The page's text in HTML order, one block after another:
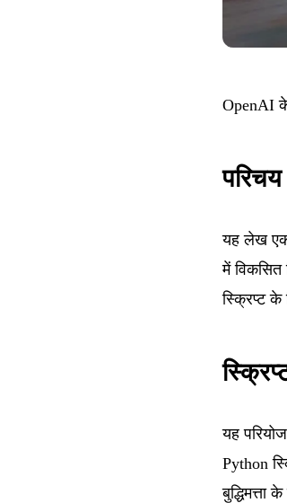
OpenAI के
परिचय
यह लेख एक
में
स्क्रिप्ट के
यह
Python